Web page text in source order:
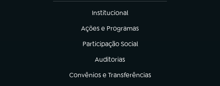
Institucional
(abre em nova aba)
Ações e Programas
(abre em nova aba)
Participação Social
(abre em nova aba)
Auditorias
(abre em nova aba)
Convênios e Transferências
(abre em nova aba)